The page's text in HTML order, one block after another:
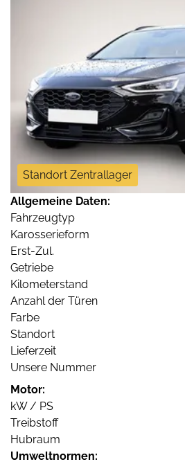
Standort Zentrallager
Allgemeine Daten:
Fahrzeugtyp
Karosserieform
Erst-Zul.
Getriebe
Kilometerstand
Anzahl der Türen
Farbe
Standort
Lieferzeit
Unsere Nummer
Motor:
kW / PS
Treibstoff
Hubraum
Umweltnormen: